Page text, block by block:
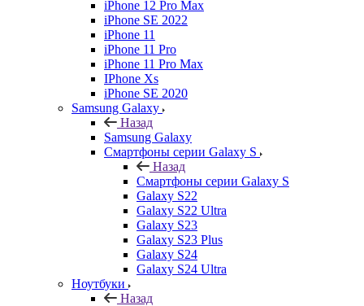
iPhone 12 Pro Max
iPhone SE 2022
iPhone 11
iPhone 11 Pro
iPhone 11 Pro Max
IPhone Xs
iPhone SE 2020
Samsung Galaxy
Назад
Samsung Galaxy
Смартфоны серии Galaxy S
Назад
Смартфоны серии Galaxy S
Galaxy S22
Galaxy S22 Ultra
Galaxy S23
Galaxy S23 Plus
Galaxy S24
Galaxy S24 Ultra
Ноутбуки
Назад